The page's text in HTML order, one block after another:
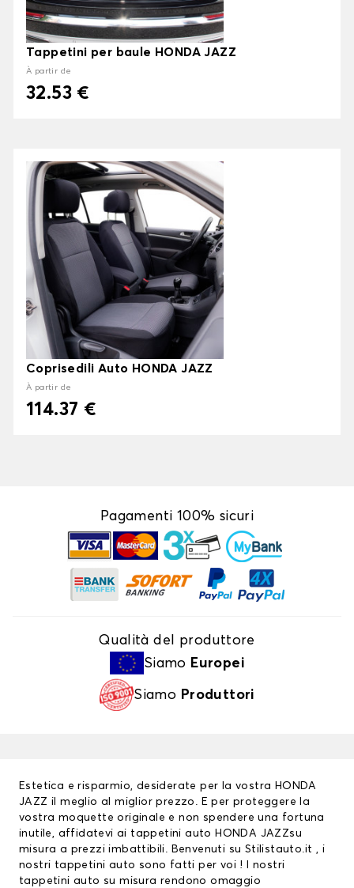
Tappetini per baule HONDA JAZZ
À partir de
32.53 €
Coprisedili Auto HONDA JAZZ
À partir de
114.37 €
Pagamenti 100% sicuri
Qualità del produttore
Siamo Europei
Siamo Produttori
Estetica e risparmio, desiderate per la vostra HONDA
JAZZ il meglio al miglior prezzo. E per proteggere la
vostra moquette originale e non spendere una fortuna
inutile, affidatevi ai tappetini auto HONDA JAZZsu
misura a prezzi imbattibili. Benvenuti su Stilistauto.it , i
nostri tappetini auto sono fatti per voi ! I nostri
tappetini auto su misura rendono omaggio